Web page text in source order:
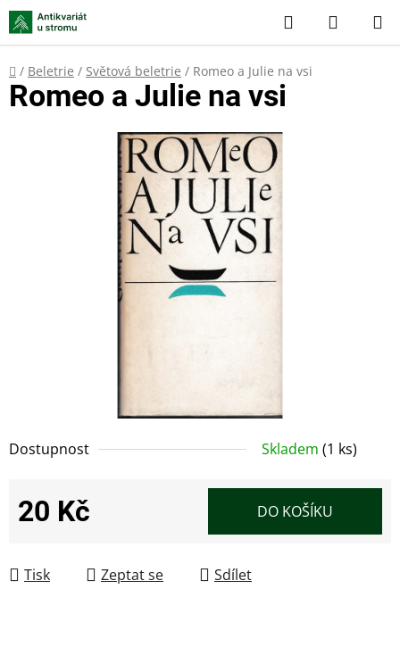
Přejít
na
obsah
Hledat
KOŠÍK
Domů
/ Beletrie / Světová beletrie / Romeo a Julie na vsi
Dostupnost Skladem (1 ks)
20 Kč DO KOŠÍKU
Tisk Zeptat se Sdílet
Romeo a Julie na vsi